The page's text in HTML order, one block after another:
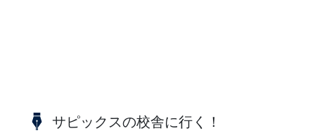
サピックスの校舎に行く！